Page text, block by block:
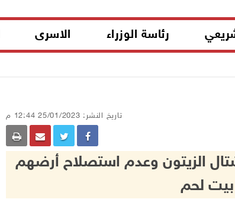
رئاسة الوزراء الاسرى
تاريخ النشر: 25/01/2023 12:44 م
الزيتون وعدم استصلاح أرضهم
لحم